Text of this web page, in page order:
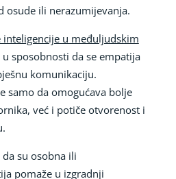
osude ili nerazumijevanja.
inteligencije u međuljudskim
sposobnosti da se empatija
komunikaciju.
samo da omogućava bolje
već i potiče otvorenost i
su osobna ili
pomaže u izgradnji